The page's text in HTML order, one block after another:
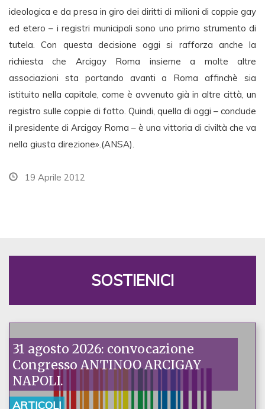
ideologica e da presa in giro dei diritti di milioni di coppie gay
ed etero – i registri municipali sono uno primo strumento di
tutela. Con questa decisione oggi si rafforza anche la
richiesta che Arcigay Roma insieme a molte altre
associazioni sta portando avanti a Roma affinchè sia
istituito nella capitale, come è avvenuto già in altre città, un
registro sulle coppie di fatto. Quindi, quella di oggi – conclude
il presidente di Arcigay Roma – è una vittoria di civiltà che va
nella giusta direzione».(ANSA).
19 Aprile 2012
SOSTIENICI
31 agosto 2026: convocazione
Congresso ANTINOO ARCIGAY
NAPOLI.
ARTICOLI